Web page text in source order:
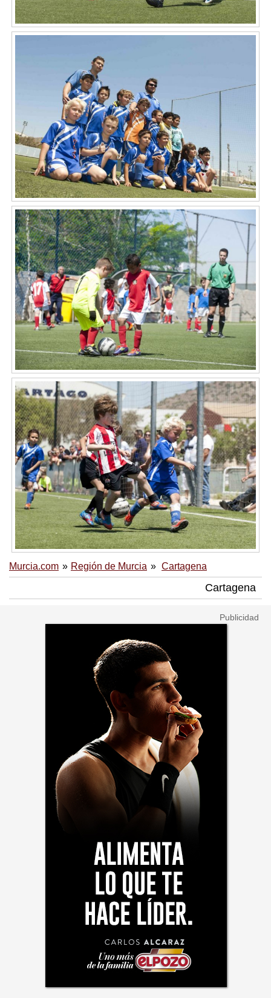
Murcia.com Región de Murcia Cartagena
Cartagena